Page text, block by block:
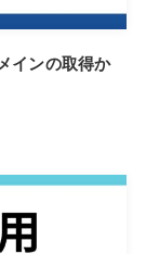
インの取得か